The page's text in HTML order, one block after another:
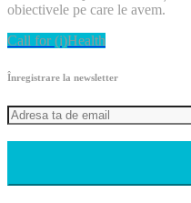
obiectivele pe care le avem.
Call for (i)Health
Înregistrare la newsletter